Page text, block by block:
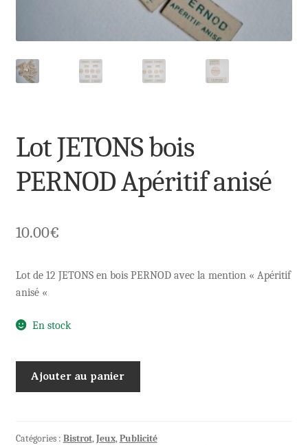
Lot JETONS bois
PERNOD Apéritif anisé
10.00€
Lot de 12 JETONS en bois PERNOD avec la mention « Apéritif
anisé «
En stock
bois
Ajouter au panier
Catégories : Bistrot,Jeux,Publicité